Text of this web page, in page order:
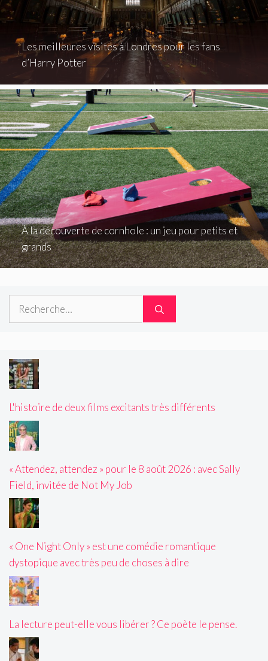
Les meilleures visites à Londres pour les fans
d’Harry Potter
À la découverte de cornhole : un jeu pour petits et
grands
Rechercher :
L'histoire de deux films excitants très différents
« Attendez, attendez » pour le 8 août 2026 : avec Sally
Field, invitée de Not My Job
« One Night Only » est une comédie romantique
dystopique avec très peu de choses à dire
La lecture peut-elle vous libérer ? Ce poète le pense.